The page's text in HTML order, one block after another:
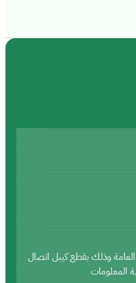
وذلك بقطع كيبل اتصال
المعلومات